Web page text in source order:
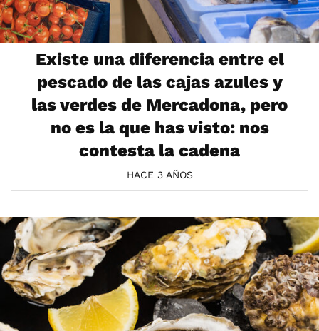
Existe una diferencia entre el
pescado de las cajas azules y
las verdes de Mercadona, pero
no es la que has visto: nos
contesta la cadena
HACE 3 AÑOS